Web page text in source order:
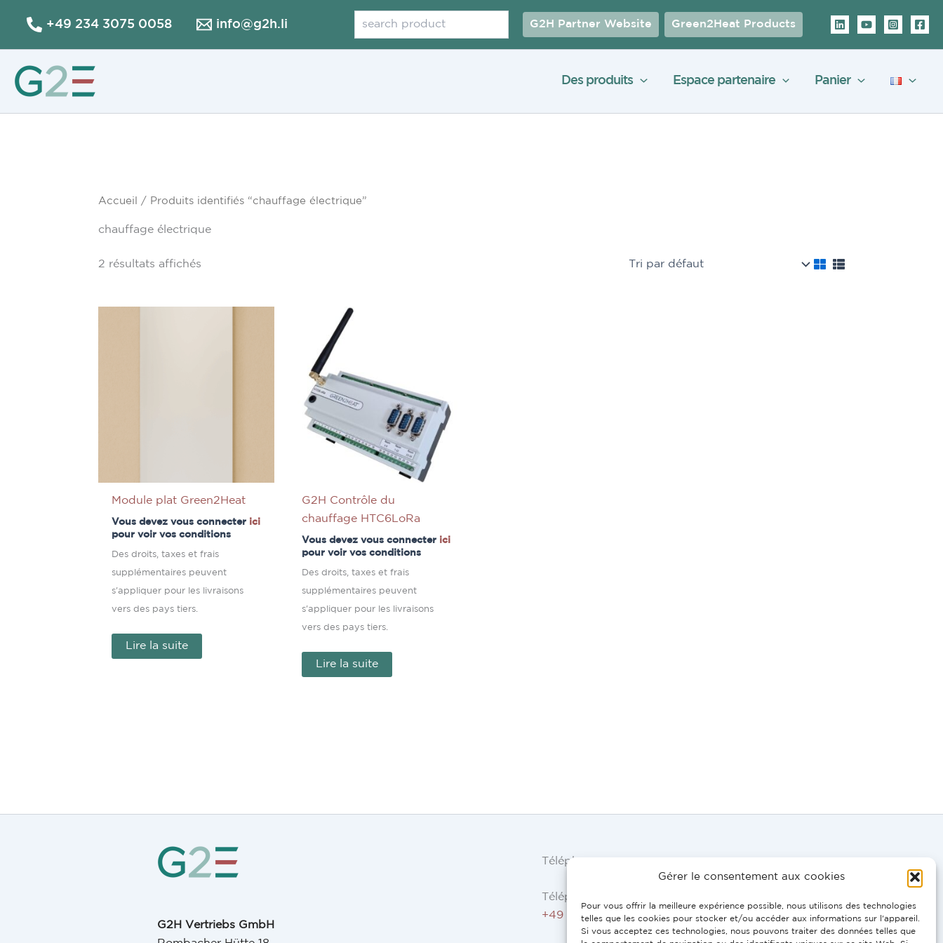
Gérer le consentement aux cookies
Pour vous offrir la meilleure expérience possible, nous utilisons des technologies
telles que les cookies pour stocker et/ou accéder aux informations sur l'appareil.
Si vous acceptez ces technologies, nous pouvons traiter des données telles que
+49 234 3075 0058 info@g2h.li G2H Partner Website Green2Heat Products
Des produits Espace partenaire Panier
Accueil / Produits identifiés “chauffage électrique”
chauffage électrique
2 résultats affichés
Module plat Green2Heat
Vous devez vous connecter ici
pour voir vos conditions
Des droits, taxes et frais
supplémentaires peuvent
s'appliquer pour les livraisons
vers des pays tiers.
Lire la suite
G2H Contrôle du
chauffage HTC6LoRa
Vous devez vous connecter ici
pour voir vos conditions
Des droits, taxes et frais
supplémentaires peuvent
s'appliquer pour les livraisons
vers des pays tiers.
Lire la suite
G2H Vertriebs GmbH
Téléphone
Téléphone AT, DE, EN:
+49 9503 5044 0695